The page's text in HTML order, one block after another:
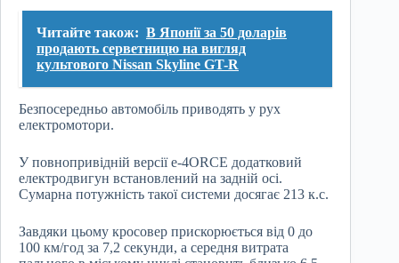
Читайте також: В Японії за 50 доларів
продають серветницю на вигляд
культового Nissan Skyline GT-R
Безпосередньо автомобіль приводять у рух
електромотори.
У повнопривідній версії e-4ORCE додатковий
електродвигун встановлений на задній осі.
Сумарна потужність такої системи досягає 213 к.с.
Завдяки цьому кросовер прискорюється від 0 до
100 км/год за 7,2 секунди, а середня витрата